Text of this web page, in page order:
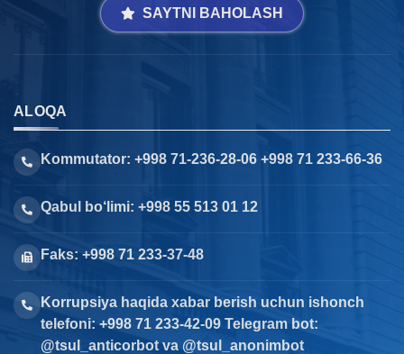
SAYTNI BAHOLASH
ALOQA
Kommutator: +998 71-236-28-06 +998 71 233-66-36
Qabul bo‘limi: +998 55 513 01 12
Faks: +998 71 233-37-48
Korrupsiya haqida xabar berish uchun ishonch
telefoni: +998 71 233-42-09 Telegram bot:
@tsul_anticorbot va @tsul_anonimbot